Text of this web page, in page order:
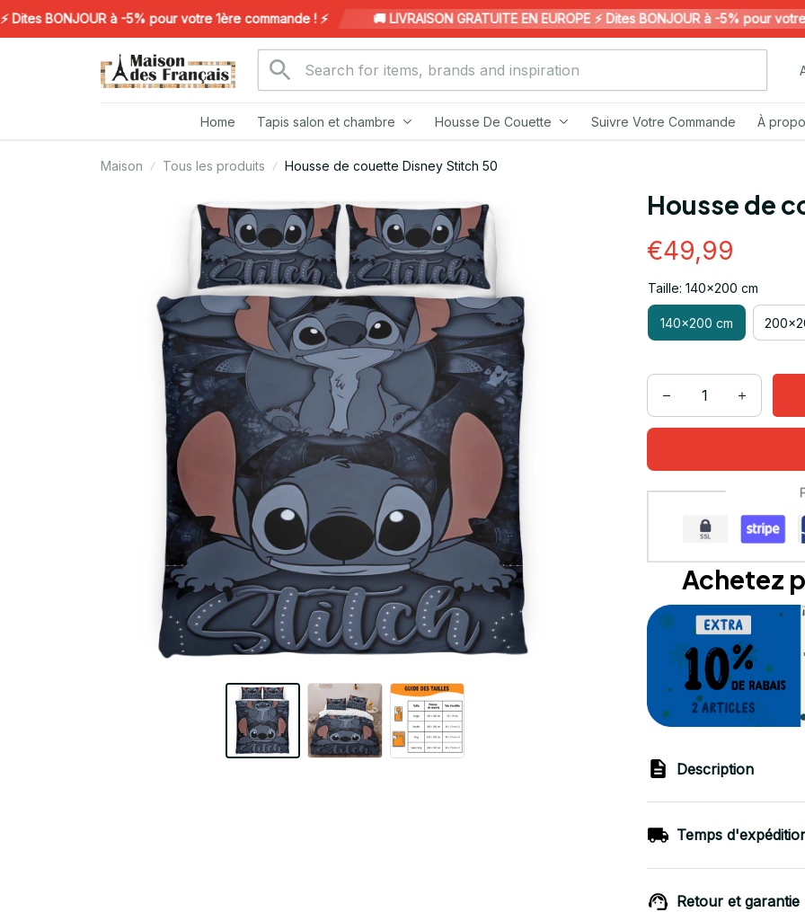
BONJOUR à -5% pour votre 1ère commande ! ⚡️ 🚚 LIVRAISON GRATUITE EN EUROPE ⚡️ Dites BONJOUR à -5% pour votre
Home Tapis salon et chambre Housse De Couette Suivre Votre Commande À
Maison Tous les produits Housse de couette Disney Stitch 50
Housse de
€49,99
Taille: 140x200 cm
140x200 cm
Achetez
Description
Temps
Retour et garantie